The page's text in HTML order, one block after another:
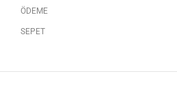
ÖDEME
SEPET